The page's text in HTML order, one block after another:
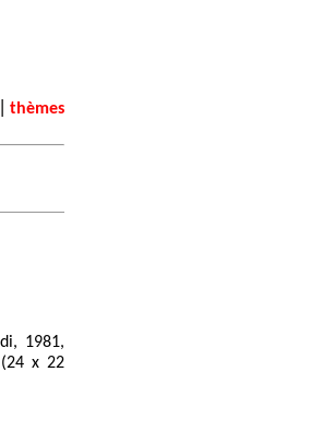
thèmes
1981,
x 22